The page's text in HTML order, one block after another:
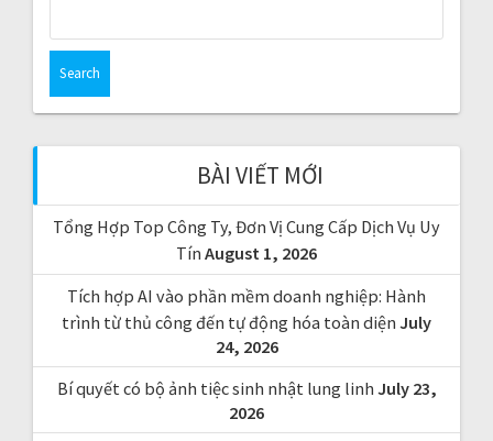
c
o
r
:
BÀI VIẾT MỚI
Tổng Hợp Top Công Ty, Đơn Vị Cung Cấp Dịch Vụ Uy
Tín August 1, 2026
Tích hợp AI vào phần mềm doanh nghiệp: Hành
trình từ thủ công đến tự động hóa toàn diện July
24, 2026
Bí quyết có bộ ảnh tiệc sinh nhật lung linh July 23,
2026